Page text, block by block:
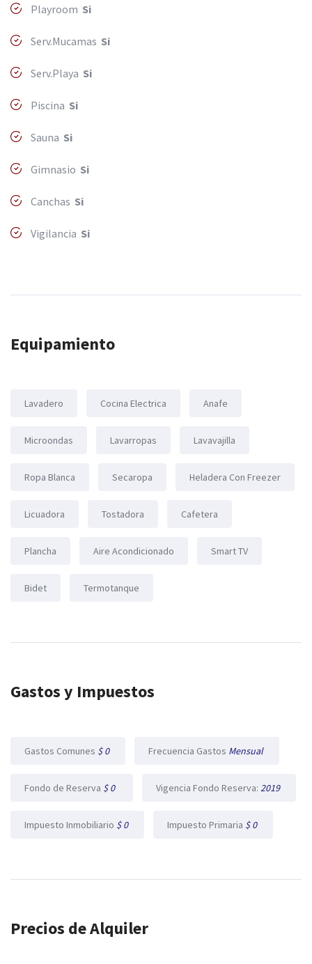
Playroom Si
Serv.Mucamas Si
Serv.Playa Si
Piscina Si
Sauna Si
Gimnasio Si
Canchas Si
Vigilancia Si
Equipamiento
Lavadero Cocina Electrica Anafe
Microondas Lavarropas Lavavajilla
Ropa Blanca Secaropa Heladera Con Freezer
Licuadora Tostadora Cafetera
Plancha Aire Acondicionado Smart TV
Bidet Termotanque
Gastos y Impuestos
Gastos Comunes $ 0 Frecuencia Gastos Mensual
Fondo de Reserva $ 0 Vigencia Fondo Reserva: 2019
Impuesto Inmobiliario $ 0 Impuesto Primaria $ 0
Precios de Alquiler